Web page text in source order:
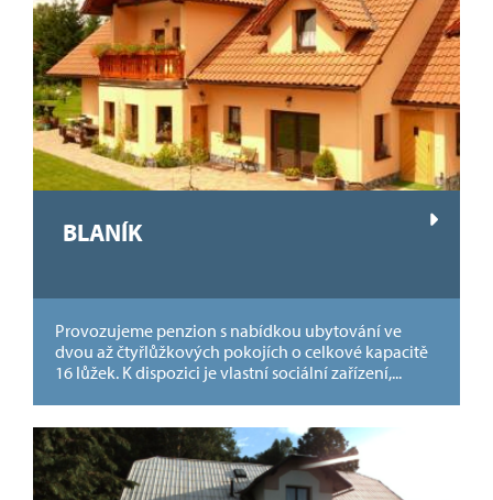
BLANÍK
Provozujeme penzion s nabídkou ubytování ve
dvou až čtyřlůžkových pokojích o celkové kapacitě
16 lůžek. K dispozici je vlastní sociální zařízení,...